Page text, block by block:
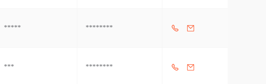
***** ********
*** ********